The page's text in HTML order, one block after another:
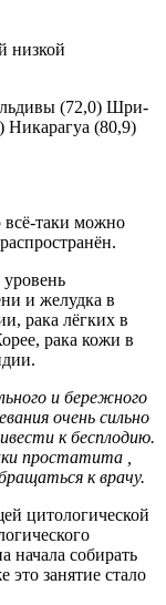
низкой
(72,0) Шри-
Никарагуа (80,9)
таки можно
и желудка в
рака лёгких в
рака кожи в
и бережного
очень сильно
к бесплодию.
простатита ,
к врачу.
цитологической
начала собирать
это занятие стало